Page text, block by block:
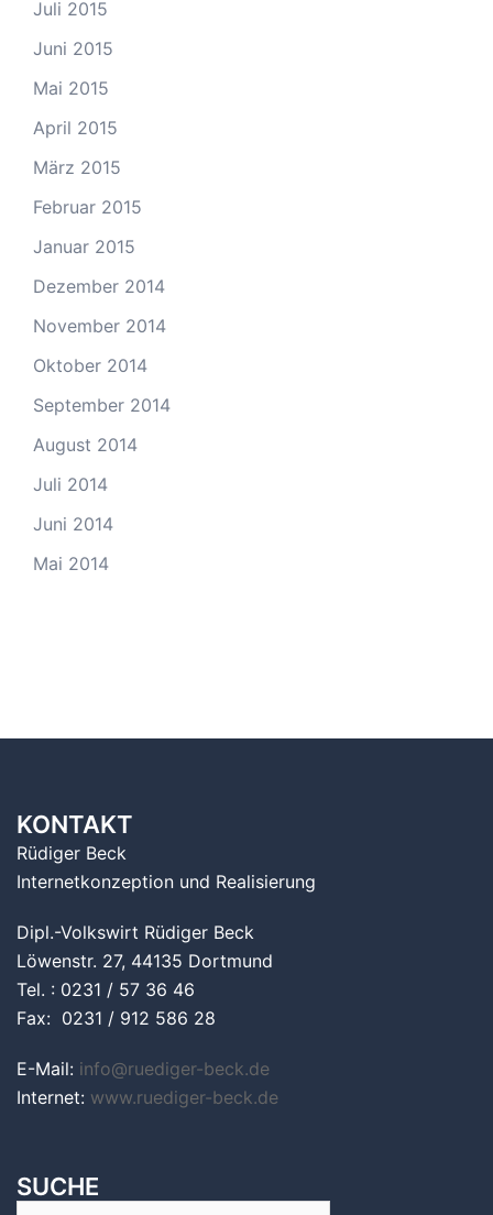
Juli 2015
Juni 2015
Mai 2015
April 2015
März 2015
Februar 2015
Januar 2015
Dezember 2014
November 2014
Oktober 2014
September 2014
August 2014
Juli 2014
Juni 2014
Mai 2014
KONTAKT
Rüdiger Beck
Internetkonzeption und Realisierung
Dipl.-Volkswirt Rüdiger Beck
Löwenstr. 27, 44135 Dortmund
Tel. : 0231 / 57 36 46
Fax: 0231 / 912 586 28
E-Mail: info@ruediger-beck.de
Internet: www.ruediger-beck.de
SUCHE